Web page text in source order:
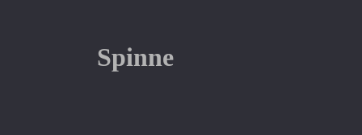
Spinne